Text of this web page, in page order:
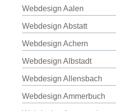
Webdesign Aalen
Webdesign Abstatt
Webdesign Achern
Webdesign Albstadt
Webdesign Allensbach
Webdesign Ammerbuch